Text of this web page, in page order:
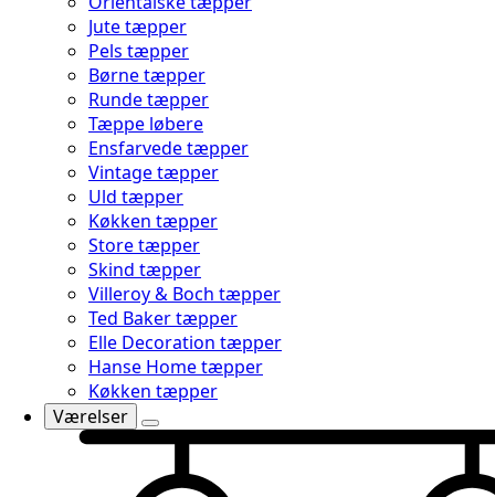
Jute tæpper
Pels tæpper
Børne tæpper
Runde tæpper
Tæppe løbere
Ensfarvede tæpper
Vintage tæpper
Uld tæpper
Køkken tæpper
Store tæpper
Skind tæpper
Villeroy & Boch tæpper
Ted Baker tæpper
Elle Decoration tæpper
Hanse Home tæpper
Køkken tæpper
Værelser